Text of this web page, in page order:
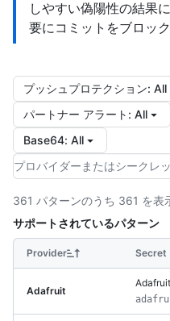
しやすい偽陽性の結果
要にコミットをブロッ
プッシュプロテクション: All
パートナー アラート : All
Base64: All
361 パターンのうち 361 を表
サポートされているパターン
Provider Secret
Adafruit